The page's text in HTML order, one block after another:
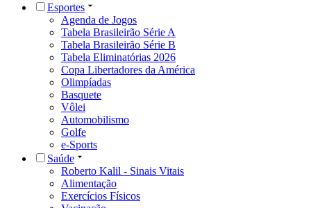
Esportes
Agenda de Jogos
Tabela Brasileirão Série A
Tabela Brasileirão Série B
Tabela Eliminatórias 2026
Copa Libertadores da América
Olimpíadas
Basquete
Vôlei
Automobilismo
Golfe
e-Sports
Saúde
Roberto Kalil - Sinais Vitais
Alimentação
Exercícios Físicos